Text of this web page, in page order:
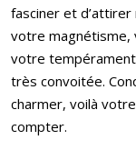
fasciner et d’attirer
votre magnétisme,
votre
très convoitée.
charmer, voilà
compter.